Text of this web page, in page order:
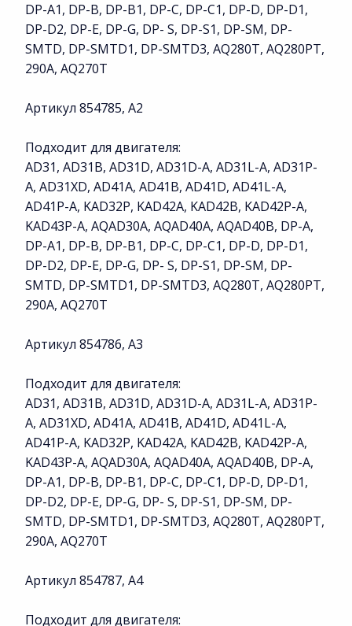
DP-A1, DP-B, DP-B1, DP-C, DP-C1, DP-D, DP-D1,
DP-D2, DP-E, DP-G, DP- S, DP-S1, DP-SM, DP-
SMTD, DP-SMTD1, DP-SMTD3, AQ280T, AQ280PT,
290A, AQ270T
Артикул 854785, A2
Подходит для двигателя:
AD31, AD31B, AD31D, AD31D-A, AD31L-A, AD31P-
A, AD31XD, AD41A, AD41B, AD41D, AD41L-A,
AD41P-A, KAD32P, KAD42A, KAD42B, KAD42P-A,
KAD43P-A, AQAD30A, AQAD40A, AQAD40B, DP-A,
DP-A1, DP-B, DP-B1, DP-C, DP-C1, DP-D, DP-D1,
DP-D2, DP-E, DP-G, DP- S, DP-S1, DP-SM, DP-
SMTD, DP-SMTD1, DP-SMTD3, AQ280T, AQ280PT,
290A, AQ270T
Артикул 854786, A3
Подходит для двигателя:
AD31, AD31B, AD31D, AD31D-A, AD31L-A, AD31P-
A, AD31XD, AD41A, AD41B, AD41D, AD41L-A,
AD41P-A, KAD32P, KAD42A, KAD42B, KAD42P-A,
KAD43P-A, AQAD30A, AQAD40A, AQAD40B, DP-A,
DP-A1, DP-B, DP-B1, DP-C, DP-C1, DP-D, DP-D1,
DP-D2, DP-E, DP-G, DP- S, DP-S1, DP-SM, DP-
SMTD, DP-SMTD1, DP-SMTD3, AQ280T, AQ280PT,
290A, AQ270T
Артикул 854787, A4
Подходит для двигателя: